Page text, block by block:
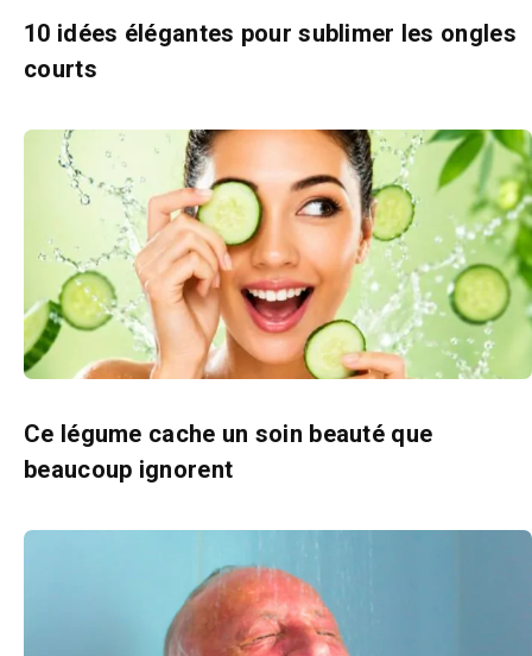
10 idées élégantes pour sublimer les ongles
courts
Ce légume cache un soin beauté que
beaucoup ignorent